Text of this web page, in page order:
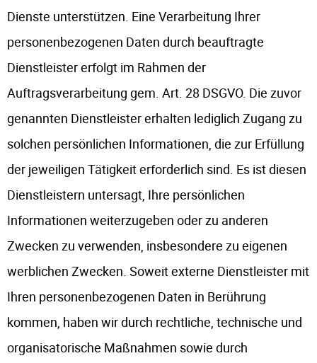
Dienste unterstützen. Eine Verarbeitung Ihrer
personenbezogenen Daten durch beauftragte
Dienstleister erfolgt im Rahmen der
Auftragsverarbeitung gem. Art. 28 DSGVO. Die zuvor
genannten Dienstleister erhalten lediglich Zugang zu
solchen persönlichen Informationen, die zur Erfüllung
der jeweiligen Tätigkeit erforderlich sind. Es ist diesen
Dienstleistern untersagt, Ihre persönlichen
Informationen weiterzugeben oder zu anderen
Zwecken zu verwenden, insbesondere zu eigenen
werblichen Zwecken. Soweit externe Dienstleister mit
Ihren personenbezogenen Daten in Berührung
kommen, haben wir durch rechtliche, technische und
organisatorische Maßnahmen sowie durch